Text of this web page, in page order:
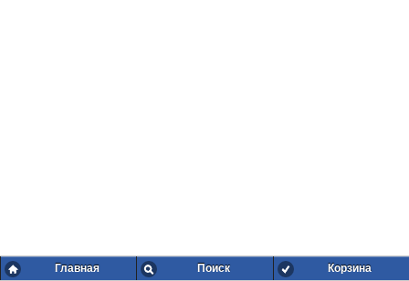
Главная Поиск Корзина